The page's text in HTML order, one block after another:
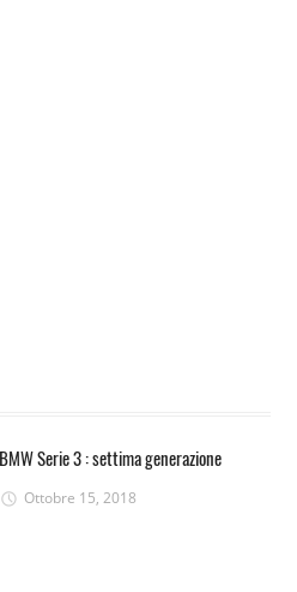
BMW Serie 3 : settima generazione
Ottobre 15, 2018